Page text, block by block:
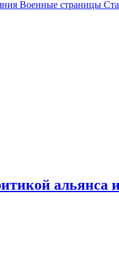
Военные страницы
альянса